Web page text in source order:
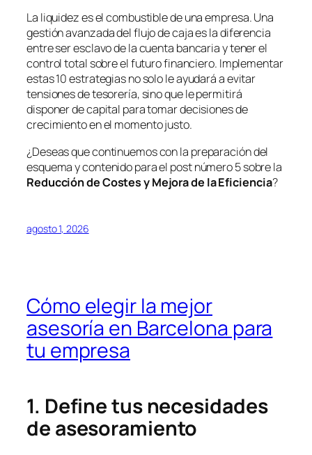
La liquidez es el combustible de una empresa. Una
gestión avanzada del flujo de caja es la diferencia
entre ser esclavo de la cuenta bancaria y tener el
control total sobre el futuro financiero. Implementar
estas 10 estrategias no solo le ayudará a evitar
tensiones de tesorería, sino que le permitirá
disponer de capital para tomar decisiones de
crecimiento en el momento justo.
¿Deseas que continuemos con la preparación del
esquema y contenido para el post número 5 sobre la
Reducción de Costes y Mejora de la Eficiencia?
agosto 1, 2026
Cómo elegir la mejor
asesoría en Barcelona para
tu empresa
1. Define tus necesidades
de asesoramiento